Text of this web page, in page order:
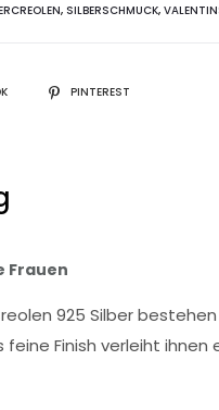
, SILBERSCHMUCK,
PINTEREST
Frauen
925 Silber
Finish verleiht ihnen